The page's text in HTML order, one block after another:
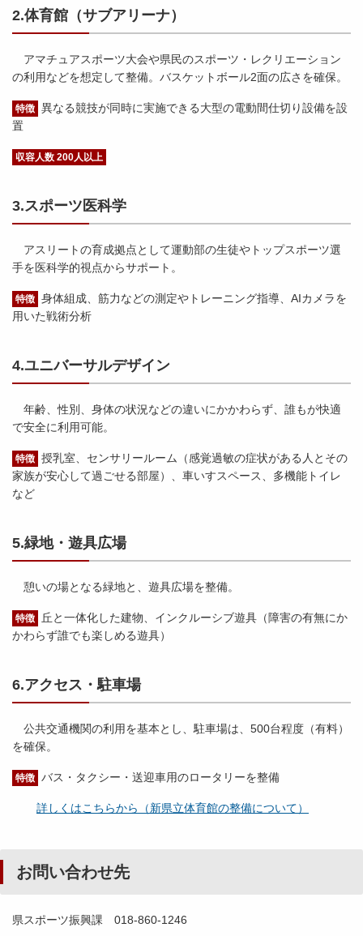
2.体育館（サブアリーナ）
アマチュアスポーツ大会や県民のスポーツ・レクリエーション
の利用などを想定して整備。バスケットボール2面の広さを確保。
特徴 異なる競技が同時に実施できる大型の電動間仕切り設備を設
置
収容人数 200人以上
3.スポーツ医科学
アスリートの育成拠点として運動部の生徒やトップスポーツ選
手を医科学的視点からサポート。
特徴 身体組成、筋力などの測定やトレーニング指導、AIカメラを
用いた戦術分析
4.ユニバーサルデザイン
年齢、性別、身体の状況などの違いにかかわらず、誰もが快適
で安全に利用可能。
特徴 授乳室、センサリールーム（感覚過敏の症状がある人とその
家族が安心して過ごせる部屋）、車いすスペース、多機能トイレ
など
5.緑地・遊具広場
憩いの場となる緑地と、遊具広場を整備。
特徴
丘と一体化した建物、インクルーシブ遊具（障害の有無にか
かわらず誰でも楽しめる遊具）
6.アクセス・駐車場
公共交通機関の利用を基本とし、駐車場は、500台程度（有料）
を確保。
特徴 バス・タクシー・送迎車用のロータリーを整備
詳しくはこちらから（新県立体育館の整備について）
お問い合わせ先
県スポーツ振興課 018-860-1246